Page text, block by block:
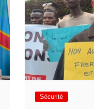
Sécurité